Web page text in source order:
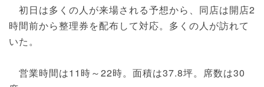
初日は多くの人が来場される予想から、同店は開店2
時間前から整理券を配布して対応。多くの人が訪れて
いた。
営業時間は11時～22時。面積は37.8坪。席数は30